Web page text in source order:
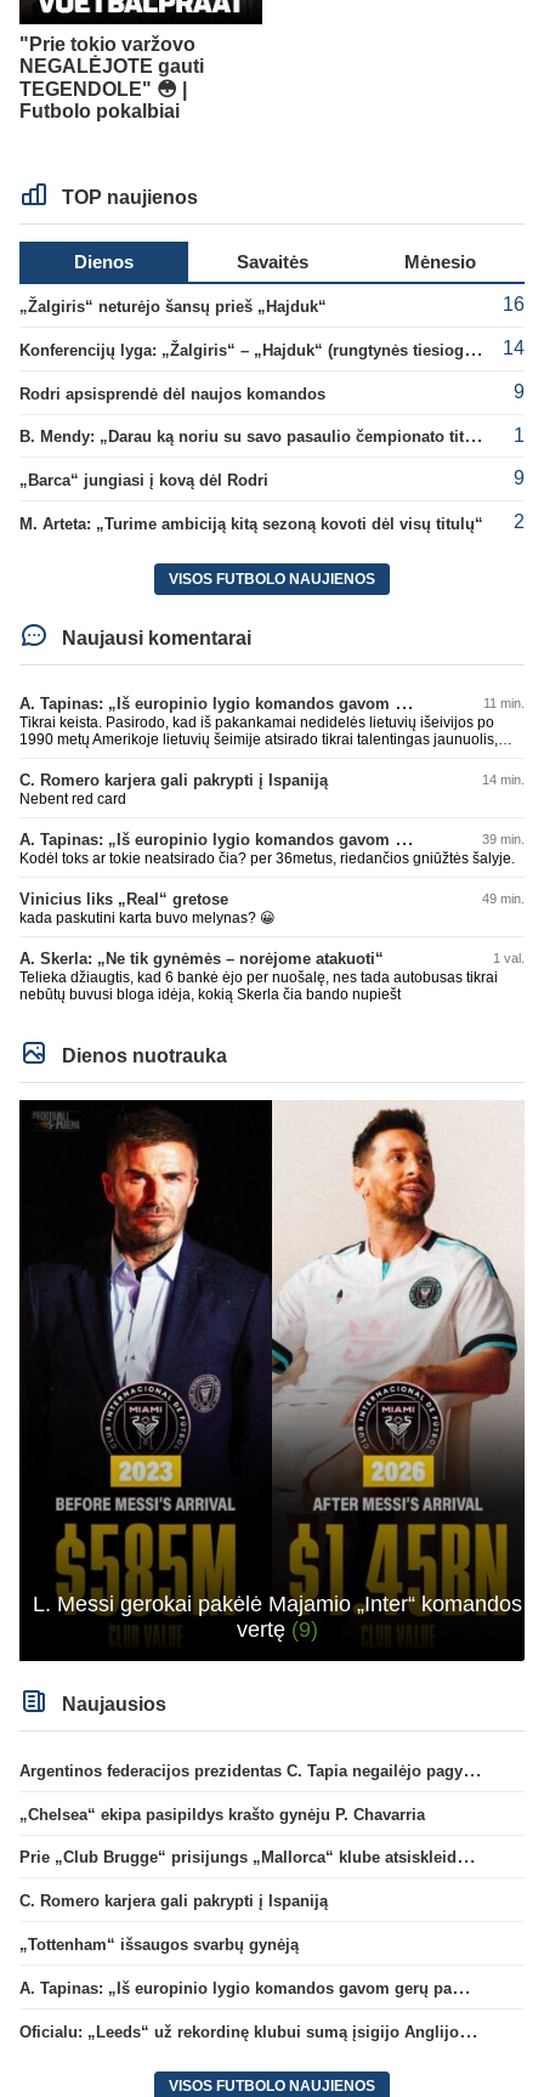
"Prie tokio varžovo
NEGALĖJOTE gauti
TEGENDOLE" 😳 |
Futbolo pokalbiai
TOP naujienos
Dienos Savaitės Mėnesio
„Žalgiris“ neturėjo šansų prieš „Hajduk“ 16
Konferencijų lyga: „Žalgiris“ – „Hajduk“ (rungtynės tiesiogiai) 14
Rodri apsisprendė dėl naujos komandos 9
B. Mendy: „Darau ką noriu su savo pasaulio čempionato titulu“ 1
„Barca“ jungiasi į kovą dėl Rodri 9
M. Arteta: „Turime ambiciją kitą sezoną kovoti dėl visų titulų“ 2
VISOS FUTBOLO NAUJIENOS
Naujausi komentarai
A. Tapinas: „Iš europinio lygio komandos gavom gerų pamokų“ 11 min.
Tikrai keista. Pasirodo, kad iš pakankamai nedidelės lietuvių išeivijos po
1990 metų Amerikoje lietuvių šeimije atsirado tikrai talentingas jaunuolis,
fiziškai, kurio nepastumsi kaip Golubicko, t. y. gerai išsilaikantis ant kojų
kovoje, dar ir antrame aukšte neblogai atrodantis, greitai priimantis
dažniausiai teisingus sprendimus, ir dar turintis neblogą greitį. O Lietuvoje
aukštesnio lygio žaidėjų rimtos rinktinės nesulipdysi...
C. Romero karjera gali pakrypti į Ispaniją 14 min.
Nebent red card
A. Tapinas: „Iš europinio lygio komandos gavom gerų pamokų“ 39 min.
Kodėl toks ar tokie neatsirado čia? per 36metus, riedančios gniūžtės šalyje.
Vinicius liks „Real“ gretose 49 min.
kada paskutini karta buvo melynas? 😀
A. Skerla: „Ne tik gynėmės – norėjome atakuoti“ 1 val.
Telieka džiaugtis, kad 6 bankė ėjo per nuošalę, nes tada autobusas tikrai
nebūtų buvusi bloga idėja, kokią Skerla čia bando nupiešt
Dienos nuotrauka
L. Messi gerokai pakėlė Majamio „Inter“ komandos
vertę (9)
Naujausios
Argentinos federacijos prezidentas C. Tapia negailėjo pagyrų G. Infantino
„Chelsea“ ekipa pasipildys krašto gynėju P. Chavarria
Prie „Club Brugge“ prisijungs „Mallorca“ klube atsiskleidęs J. Virgili
C. Romero karjera gali pakrypti į Ispaniją
„Tottenham“ išsaugos svarbų gynėją
A. Tapinas: „Iš europinio lygio komandos gavom gerų pamokų“
Oficialu: „Leeds“ už rekordinę klubui sumą įsigijo Anglijos rinktinės vartininką
VISOS FUTBOLO NAUJIENOS